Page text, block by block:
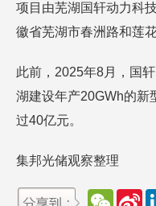
项目由芜湖国轩动力科
徽省芜湖市春洲路和莲
此前，2025年8月，国
湖建设年产20GWh的新
过40亿元。
集邦光储观察整理
W
S